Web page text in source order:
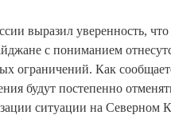
выразил уверенность, что
с пониманием
ограничений. Как
будут постепенно
ситуации на Северном